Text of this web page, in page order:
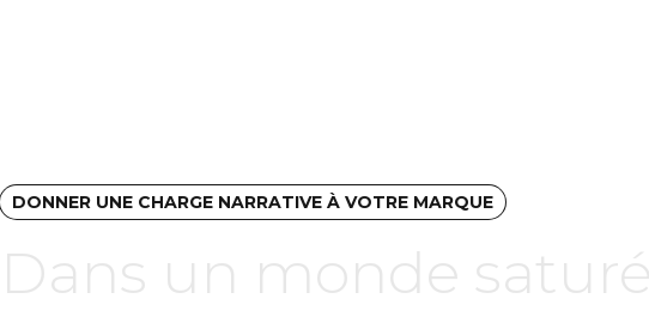
DONNER UNE CHARGE NARRATIVE À VOTRE MARQUE
Dans un monde